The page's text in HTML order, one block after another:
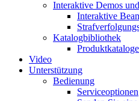
Interaktive Demos
Interaktive
Katalogbibliothek
Video
Unterstützung
Bedienung
Serviceoptionen